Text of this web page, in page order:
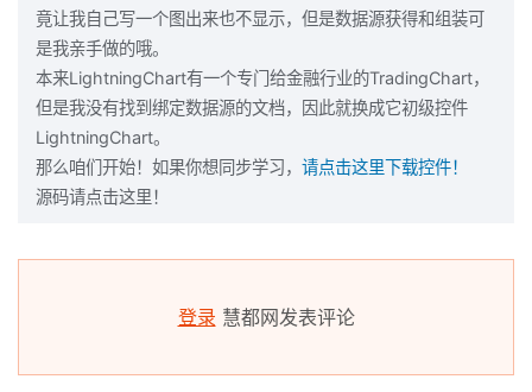
竟让我自己写一个图出来也不显示，但是数据源获得和组装可
是我亲手做的哦。
本来LightningChart有一个专门给金融行业的TradingChart，
但是我没有找到绑定数据源的文档，因此就换成它初级控件
LightningChart。
那么咱们开始！如果你想同步学习， 请点击这里下载控件！
源码请点击这里！
登录 慧都网发表评论